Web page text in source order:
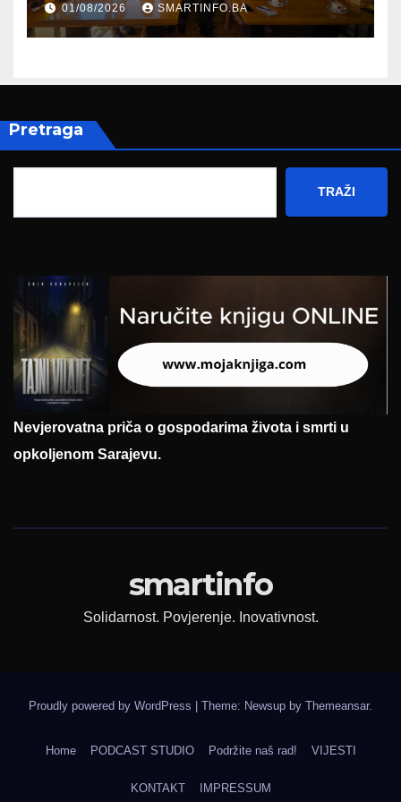
Hercegovine
01/08/2026 SMARTINFO.BA
Pretraga
TRAŽI
Nevjerovatna priča o gospodarima života i smrti u
opkoljenom Sarajevu.
smartinfo
Solidarnost. Povjerenje. Inovativnost.
Proudly powered by WordPress Theme: Newsup by Themeansar.
Home PODCAST STUDIO Podržite naš rad! VIJESTI
KONTAKT IMPRESSUM